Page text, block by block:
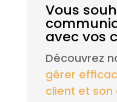
Vous
avec vos
Découvrez
gérer
client et